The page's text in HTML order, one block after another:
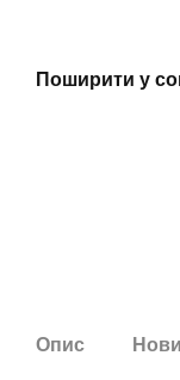
Поширити у
Опис